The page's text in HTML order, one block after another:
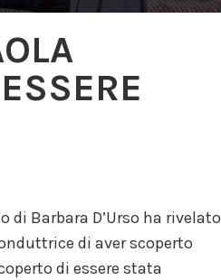
di Barbara D’Urso ha rivelato
di aver scoperto
di essere stata